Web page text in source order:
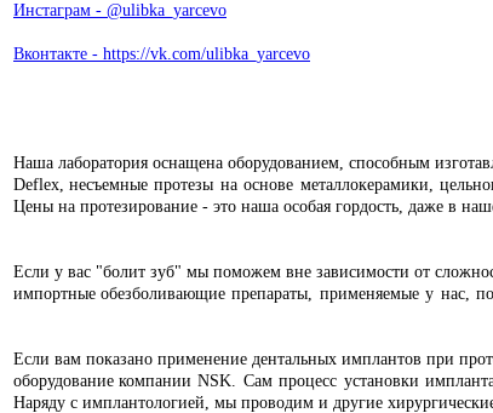
Инстаграм - @ulibka_yarcevo
Вконтакте - https://vk.com/ulibka_yarcevo
Наша лаборатория оснащена оборудованием, способным
Deflex, несъемные протезы на основе металлокерамики,
Цены на протезирование - это наша особая гордость, даже в
Если у вас "болит зуб" мы поможем вне зависимости от
импортные обезболивающие препараты, применяемые у нас,
Если вам показано применение дентальных имплантов при
оборудование компании NSK. Сам процесс установки
Наряду с имплантологией, мы проводим и другие